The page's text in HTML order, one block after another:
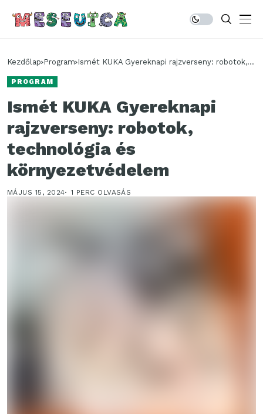
Kezdőlap Program Ismét KUKA Gyereknapi rajzverseny: robotok,
PROGRAM
Ismét KUKA Gyereknapi
rajzverseny: robotok,
technológia és
környezetvédelem
MÁJUS 15, 2024 1 PERC OLVASÁS